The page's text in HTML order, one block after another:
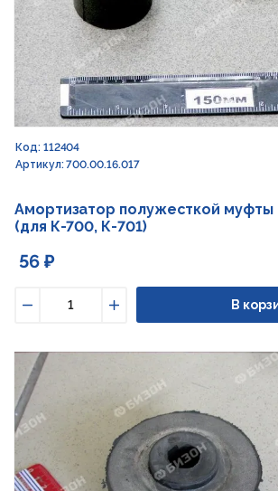
Код: 112404
Артикул: 700.00.16.017
Амортизатор полужесткой муфты
(для К-700, К-701)
56 ₽
Увеличить
В